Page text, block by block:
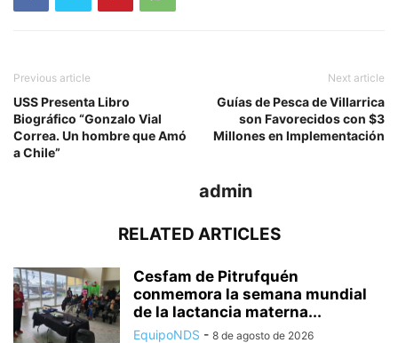
Previous article
USS Presenta Libro
Biográfico “Gonzalo Vial
Correa. Un hombre que Amó
a Chile”
Next article
Guías de Pesca de Villarrica
son Favorecidos con $3
Millones en Implementación
admin
RELATED ARTICLES
Cesfam de Pitrufquén
conmemora la semana mundial
de la lactancia materna...
EquipoNDS - 8 de agosto de 2026